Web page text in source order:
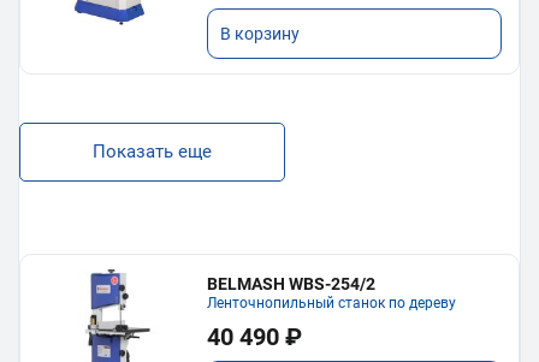
В корзину
Показать еще
BELMASH WBS-254/2
Ленточнопильный станок по дереву
40 490 ₽